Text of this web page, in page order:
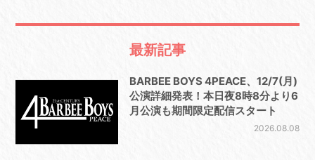
最新記事
BARBEE BOYS 4PEACE、12/7(月)
公演詳細発表！本日夜8時8分より6
月公演も期間限定配信スタート
2026.08.08